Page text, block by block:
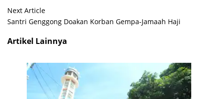
Next Article
Santri Genggong Doakan Korban Gempa-Jamaah Haji
Artikel Lainnya